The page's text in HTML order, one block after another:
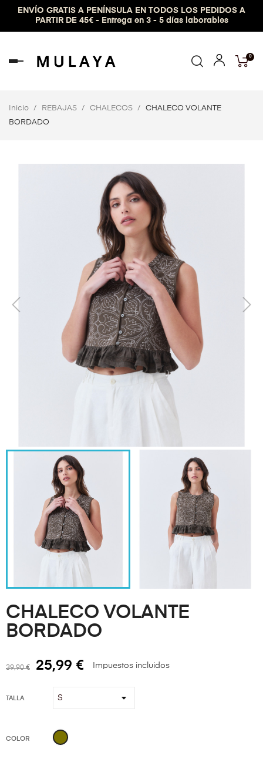
ENVÍO GRATIS A PENÍNSULA EN TODOS LOS PEDIDOS A
PARTIR DE 45€ - Entrega en 3 - 5 días laborables
Navegación
0
Inicio REBAJAS CHALECOS
CHALECO VOLANTE
BORDADO
CHALECO VOLANTE
BORDADO
39,90 € 25,99 € Impuestos incluidos
TALLA
COLOR KAKI